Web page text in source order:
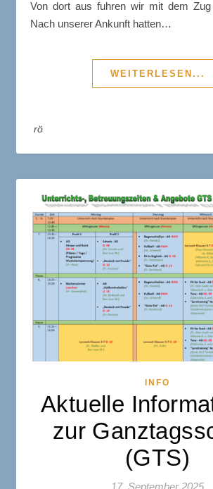
Von dort aus fuhren wir mit dem Zug
Nach unserer Ankunft hatten…
WEITERLESEN...
rö
INFO
Aktuelle
zur
(GTS)
17. September 2025